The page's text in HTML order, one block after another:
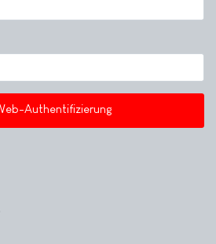
Authentifizierung